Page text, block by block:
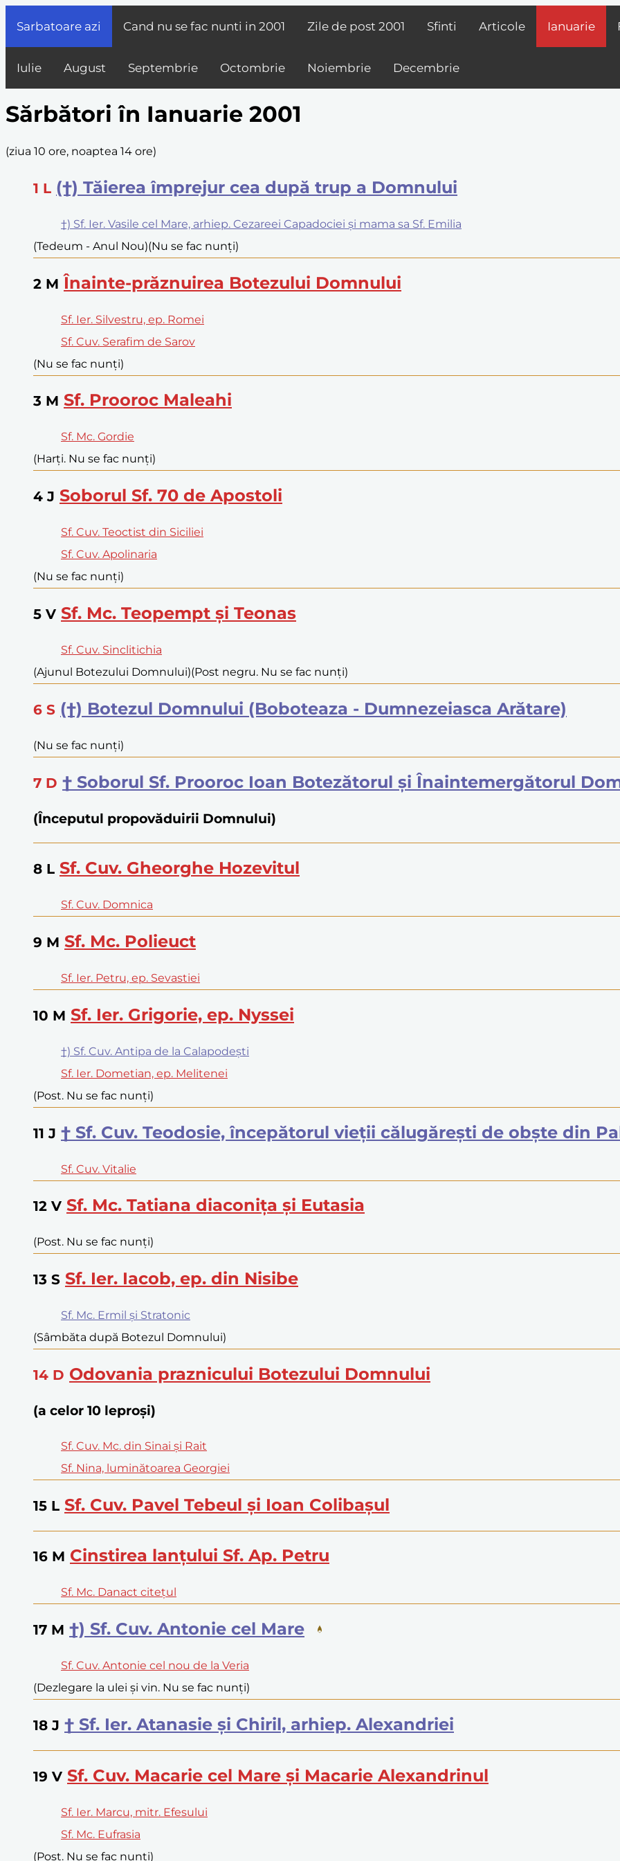
Sarbatoare azi Cand nu se fac nunti in 2001 Zile de post 2001 Sfinti Articole Ianuarie
Iulie August Septembrie Octombrie Noiembrie Decembrie
Sărbători în Ianuarie 2001
(ziua 10 ore, noaptea 14 ore)
1 L (†) Tăierea împrejur cea după trup a Domnului
†) Sf. Ier. Vasile cel Mare, arhiep. Cezareei Capadociei și mama sa Sf. Emilia
(Tedeum - Anul Nou)(Nu se fac nunți)
2 M Înainte-prăznuirea Botezului Domnului
Sf. Ier. Silvestru, ep. Romei
Sf. Cuv. Serafim de Sarov
(Nu se fac nunți)
3 M Sf. Prooroc Maleahi
Sf. Mc. Gordie
(Harți. Nu se fac nunți)
4 J Soborul Sf. 70 de Apostoli
Sf. Cuv. Teoctist din Siciliei
Sf. Cuv. Apolinaria
(Nu se fac nunți)
5 V Sf. Mc. Teopempt și Teonas
Sf. Cuv. Sinclitichia
(Ajunul Botezului Domnului)(Post negru. Nu se fac nunți)
6 S (†) Botezul Domnului (Boboteaza - Dumnezeiasca Arătare)
(Nu se fac nunți)
7 D † Soborul Sf. Prooroc Ioan Botezătorul și Înaintemergătorul
(Începutul propovăduirii Domnului)
8 L Sf. Cuv. Gheorghe Hozevitul
Sf. Cuv. Domnica
9 M Sf. Mc. Polieuct
Sf. Ier. Petru, ep. Sevastiei
10 M Sf. Ier. Grigorie, ep. Nyssei
†) Sf. Cuv. Antipa de la Calapodești
Sf. Ier. Dometian, ep. Melitenei
(Post. Nu se fac nunți)
11 J † Sf. Cuv. Teodosie, începătorul vieții călugărești de obște din
Sf. Cuv. Vitalie
12 V Sf. Mc. Tatiana diaconița și Eutasia
(Post. Nu se fac nunți)
13 S Sf. Ier. Iacob, ep. din Nisibe
Sf. Mc. Ermil și Stratonic
(Sâmbăta după Botezul Domnului)
14 D Odovania praznicului Botezului Domnului
(a celor 10 leproși)
Sf. Cuv. Mc. din Sinai și Rait
Sf. Nina, luminătoarea Georgiei
15 L Sf. Cuv. Pavel Tebeul și Ioan Colibașul
16 M Cinstirea lanțului Sf. Ap. Petru
Sf. Mc. Danact citețul
17 M †) Sf. Cuv. Antonie cel Mare
Sf. Cuv. Antonie cel nou de la Veria
(Dezlegare la ulei și vin. Nu se fac nunți)
18 J † Sf. Ier. Atanasie și Chiril, arhiep. Alexandriei
19 V Sf. Cuv. Macarie cel Mare și Macarie Alexandrinul
Sf. Ier. Marcu, mitr. Efesului
Sf. Mc. Eufrasia
(Post. Nu se fac nunți)